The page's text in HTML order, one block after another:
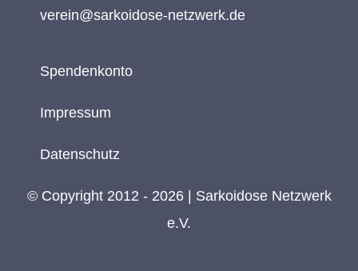
verein@sarkoidose-netzwerk.de
Spendenkonto
Impressum
Datenschutz
© Copyright 2012 - 2026 | Sarkoidose Netzwerk
e.V.